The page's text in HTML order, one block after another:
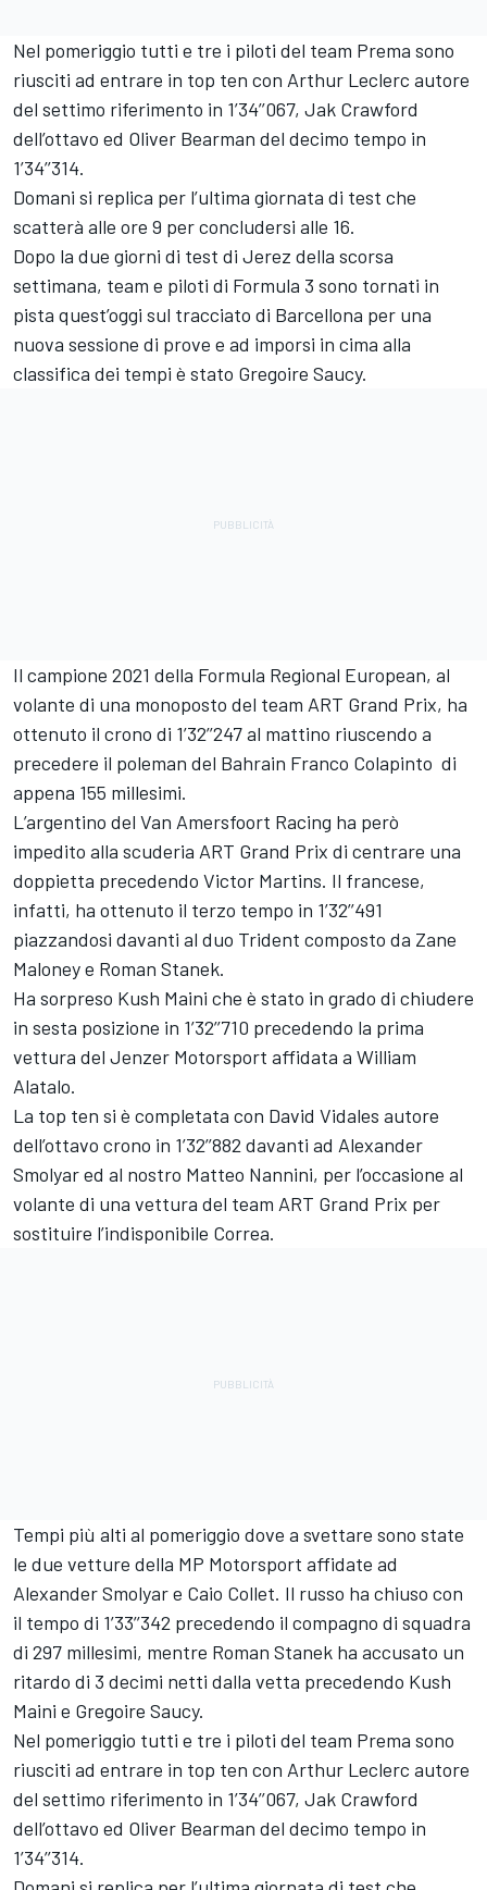
Nel pomeriggio tutti e tre i piloti del team Prema sono
riusciti ad entrare in top ten con Arthur Leclerc autore
del settimo riferimento in 1’34’’067, Jak Crawford
dell’ottavo ed Oliver Bearman del decimo tempo in
1’34’’314.
Domani si replica per l’ultima giornata di test che
scatterà alle ore 9 per concludersi alle 16.
Dopo la due giorni di test di Jerez della scorsa
settimana, team e piloti di Formula 3 sono tornati in
pista quest’oggi sul tracciato di Barcellona per una
nuova sessione di prove e ad imporsi in cima alla
classifica dei tempi è stato Gregoire Saucy.
Il campione 2021 della Formula Regional European, al
volante di una monoposto del team ART Grand Prix, ha
ottenuto il crono di 1’32’’247 al mattino riuscendo a
precedere il poleman del Bahrain Franco Colapinto di
appena 155 millesimi.
L’argentino del Van Amersfoort Racing ha però
impedito alla scuderia ART Grand Prix di centrare una
doppietta precedendo Victor Martins. Il francese,
infatti, ha ottenuto il terzo tempo in 1’32’’491
piazzandosi davanti al duo Trident composto da Zane
Maloney e Roman Stanek.
Ha sorpreso Kush Maini che è stato in grado di chiudere
in sesta posizione in 1’32’’710 precedendo la prima
vettura del Jenzer Motorsport affidata a William
Alatalo.
La top ten si è completata con David Vidales autore
dell’ottavo crono in 1’32’’882 davanti ad Alexander
Smolyar ed al nostro Matteo Nannini, per l’occasione al
volante di una vettura del team ART Grand Prix per
sostituire l’indisponibile Correa.
Tempi più alti al pomeriggio dove a svettare sono state
le due vetture della MP Motorsport affidate ad
Alexander Smolyar e Caio Collet. Il russo ha chiuso con
il tempo di 1’33’’342 precedendo il compagno di squadra
di 297 millesimi, mentre Roman Stanek ha accusato un
ritardo di 3 decimi netti dalla vetta precedendo Kush
Maini e Gregoire Saucy.
Nel pomeriggio tutti e tre i piloti del team Prema sono
riusciti ad entrare in top ten con Arthur Leclerc autore
del settimo riferimento in 1’34’’067, Jak Crawford
dell’ottavo ed Oliver Bearman del decimo tempo in
1’34’’314.